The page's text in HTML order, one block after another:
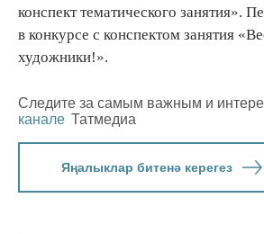
конспект тематического занятия».
в конкурсе с конспектом занятия
художники!».
Следите за самым важным и
канале Татмедиа
Яңалыклар битенә керегез